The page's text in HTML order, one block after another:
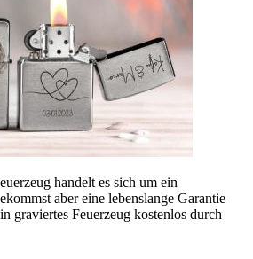
handelt es sich um ein
aber eine lebenslange Garantie
graviertes Feuerzeug kostenlos durch